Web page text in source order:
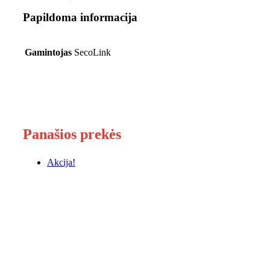
Papildoma informacija
Gamintojas SecoLink
Panašios prekės
Akcija!